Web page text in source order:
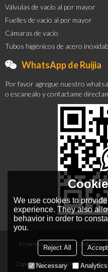
Válvulas de vacío al por mayor
Fuelles de vacío al por mayor
Cámaras de vacío
Tubos higiénicos de acero
WhatsApp de Ruijia
Por favor agregue nuestro
o escanealo y contactame
Empresa Noticias Contacto
Términos
Copyright © 2026Wenzhou Ruijia
We use cookies to
experience. They also
behavior in order to
you.
Reject All
Necessary Analytics